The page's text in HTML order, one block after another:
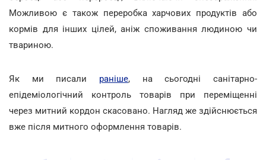
Можливою є також переробка харчових продуктів або
кормів для інших цілей, аніж споживання людиною чи
твариною.
Як ми писали раніше, на сьогодні санітарно-
епідеміологічний контроль товарів при переміщенні
через митний кордон скасовано. Нагляд же здійснюється
вже після митного оформлення товарів.